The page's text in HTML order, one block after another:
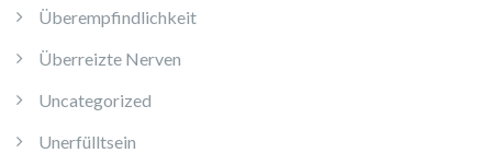
Überempfindlichkeit
Überreizte Nerven
Uncategorized
Unerfülltsein